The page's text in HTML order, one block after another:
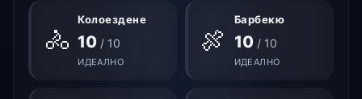
🚴
Колоездене
10 / 10
ИДЕАЛНО
🍖
Барбекю
10/ 10
ИДЕАЛНО